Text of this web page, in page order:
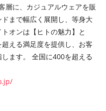
層に、カジュアルウェアを販
まで幅広く展開し、等身大
オンは【ヒトの魅力】と
超える満足度を提供し、お客
ます。 全国に400を超える